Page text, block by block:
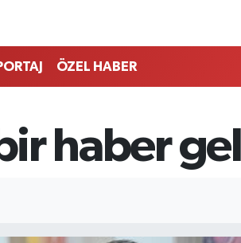
ÖZEL HABER
haber